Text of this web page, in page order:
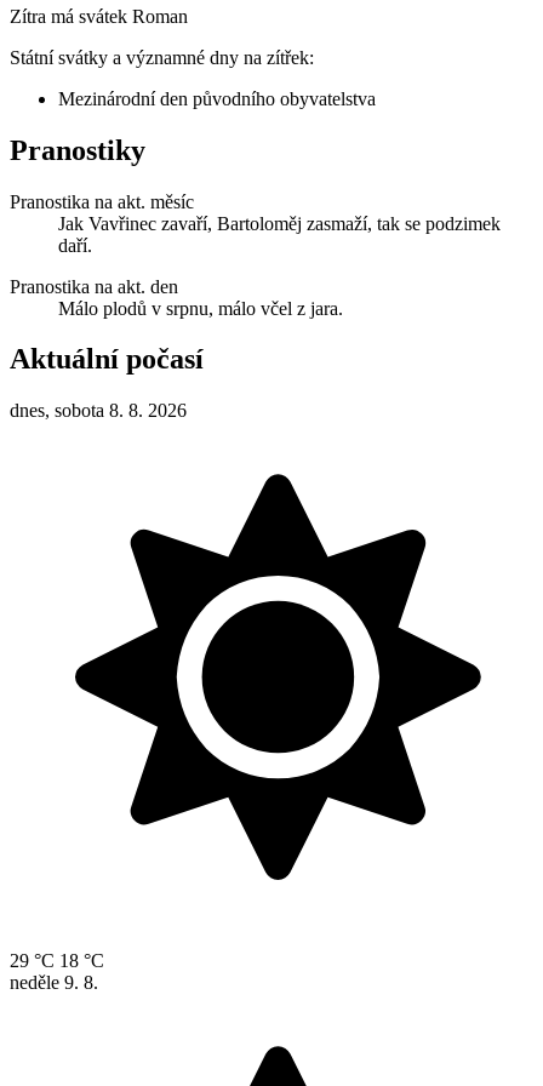
Zítra má svátek Roman
Státní svátky a významné dny na zítřek:
Mezinárodní den původního obyvatelstva
Pranostiky
Pranostika na akt. měsíc
Jak Vavřinec zavaří, Bartoloměj zasmaží, tak se podzimek
daří.
Pranostika na akt. den
Málo plodů v srpnu, málo včel z jara.
Aktuální počasí
dnes, sobota 8. 8. 2026
29 °C 18 °C
neděle 9. 8.